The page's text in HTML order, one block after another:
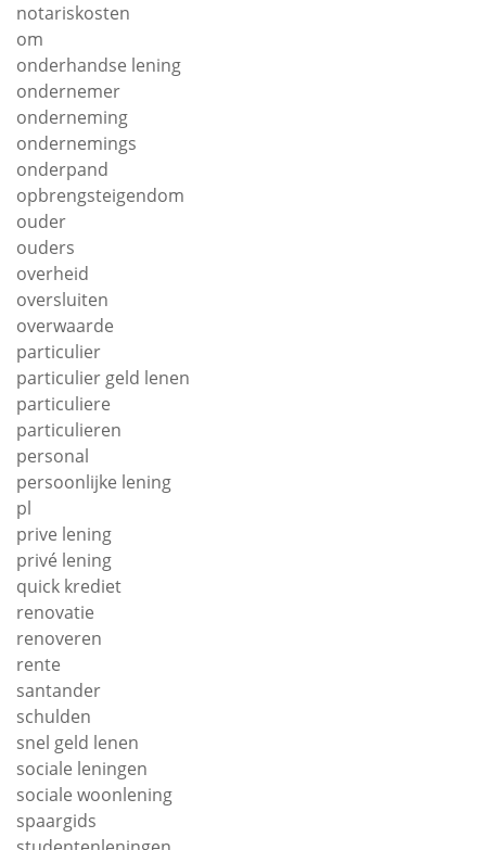
notariskosten
om
onderhandse lening
ondernemer
onderneming
ondernemings
onderpand
opbrengsteigendom
ouder
ouders
overheid
oversluiten
overwaarde
particulier
particulier geld lenen
particuliere
particulieren
personal
persoonlijke lening
pl
prive lening
privé lening
quick krediet
renovatie
renoveren
rente
santander
schulden
snel geld lenen
sociale leningen
sociale woonlening
spaargids